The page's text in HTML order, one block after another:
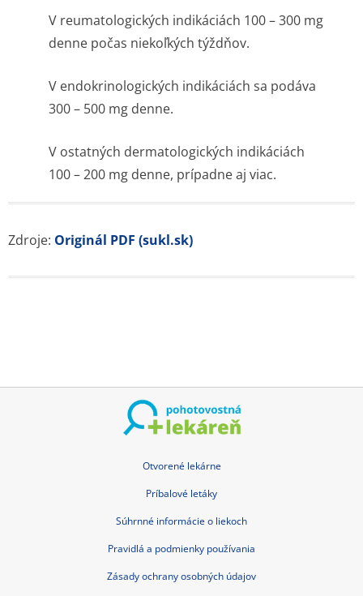
V reumatologických indikáciách 100 – 300 mg
denne počas niekoľkých týždňov.
V endokrinolo­gických indikáciách sa podáva
300 – 500 mg denne.
V ostatných dermatologických indikáciách
100 – 200 mg denne, prípadne aj viac.
Zdroje: Originál PDF (sukl.sk)
Otvorené lekárne
Príbalové letáky
Súhrnné informácie o liekoch
Pravidlá a podmienky používania
Zásady ochrany osobných údajov